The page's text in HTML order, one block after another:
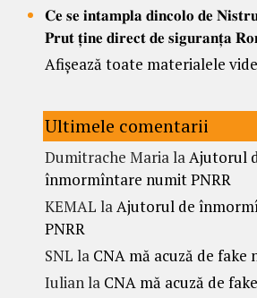
𝐂𝐞 𝐬𝐞 𝐢𝐧𝐭𝐚𝐦𝐩𝐥𝐚 𝐝𝐢𝐧𝐜𝐨𝐥𝐨 𝐝𝐞
𝐏𝐫𝐮𝐭 𝐭̦𝐢𝐧𝐞 𝐝𝐢𝐫𝐞𝐜𝐭 𝐝𝐞 𝐬𝐢𝐠𝐮𝐫𝐚𝐧𝐭̦𝐚
Afișează toate materialele
Ultimele comentarii
Dumitrache MarialaAjutorul
înmormîntare numit PNRR
KEMAL laAjutorul de
PNRR
SNL la CNA mă acuză de fake
Iulianla CNA mă acuză de